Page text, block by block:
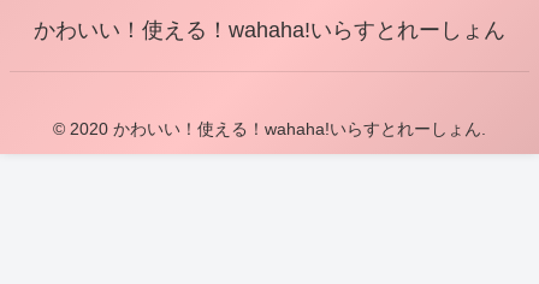
かわいい！使える！wahaha!いらすとれーしょん
© 2020 かわいい！使える！wahaha!いらすとれーしょん.